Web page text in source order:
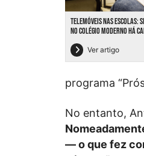
TELEMÓVEIS NAS ESCOLAS:
NO COLÉGIO MODERNO HÁ
Ver artigo
programa
No entanto,
— o que fez